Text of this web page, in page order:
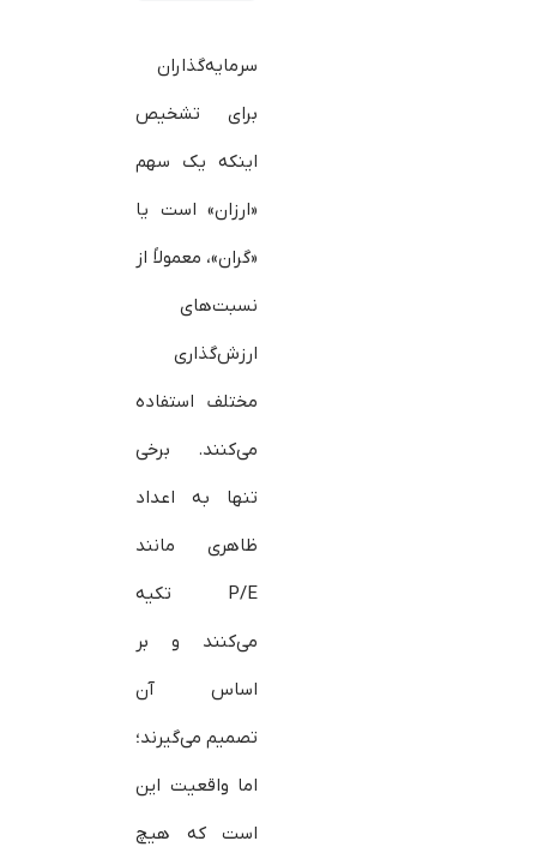
سرمایه‌گذاران
برای تشخیص
اینکه یک سهم
«ارزان» است یا
«گران»، معمولاً از
نسبت‌های
ارزش‌گذاری
مختلف استفاده
می‌کنند. برخی
تنها به اعداد
ظاهری مانند
P/E تکیه
می‌کنند و بر
اساس آن
تصمیم می‌گیرند؛
اما واقعیت این
است که هیچ